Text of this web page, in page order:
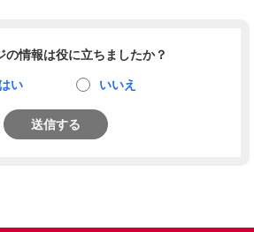
の情報は役に立ちましたか？
はい いいえ
送信する